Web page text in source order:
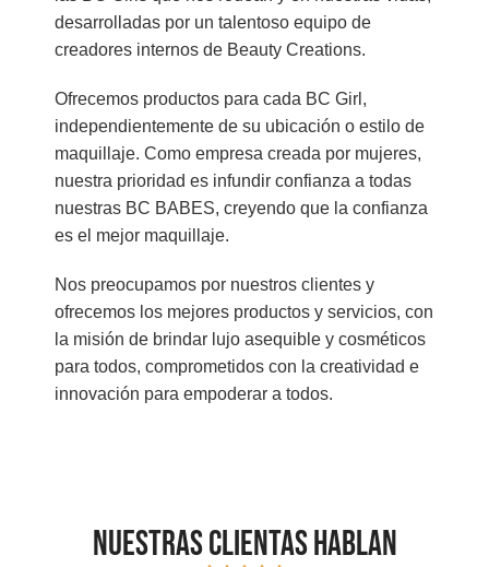
desarrolladas por un talentoso equipo de
creadores internos de Beauty Creations.
Ofrecemos productos para cada BC Girl,
independientemente de su ubicación o estilo de
maquillaje. Como empresa creada por mujeres,
nuestra prioridad es infundir confianza a todas
nuestras BC BABES, creyendo que la confianza
es el mejor maquillaje.
Nos preocupamos por nuestros clientes y
ofrecemos los mejores productos y servicios, con
la misión de brindar lujo asequible y cosméticos
para todos, comprometidos con la creatividad e
innovación para empoderar a todos.
Nuestras clientas hablan